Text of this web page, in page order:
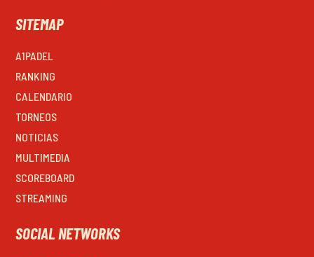
SITEMAP
A1PADEL
RANKING
CALENDARIO
TORNEOS
NOTICIAS
MULTIMEDIA
SCOREBOARD
STREAMING
SOCIAL NETWORKS